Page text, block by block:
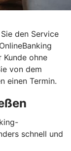
den Service
Kunde ohne
von dem
einen Termin.
schnell und